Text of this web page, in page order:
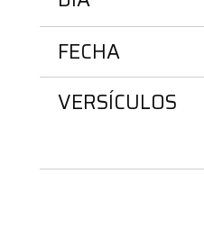
FECHA
VERSÍCULOS